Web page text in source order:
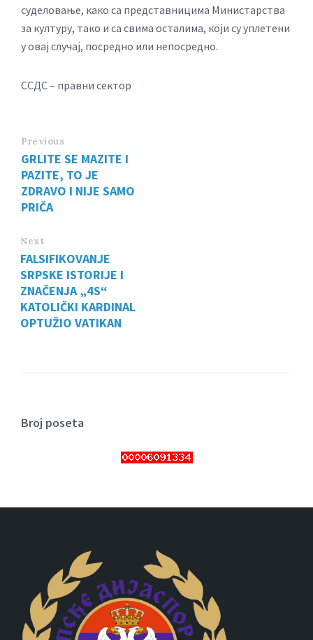
суделовање, како са представницима Министарства
за културу, тако и са свима осталима, који су уплетени
у овај случај, посредно или непосредно.
ССДС – правни сектор
Previous
GRLITE SE MAZITE I
PAZITE, TO JE
ZDRAVO I NIJE SAMO
PRIČA
Next
FALSIFIKOVANJE
SRPSKE ISTORIJE I
ZNAČENJA „4S“
KATOLIČKI KARDINAL
OPTUŽIO VATIKAN
Broj poseta